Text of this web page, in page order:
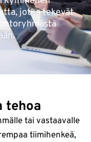
jotka tekevät
tehoa
tai vastaavalle
tiimihenkeä,